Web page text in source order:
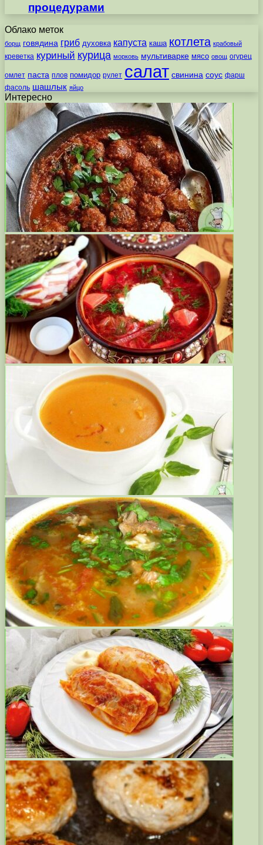
процедурами
Облако меток
борщ говядина гриб духовка капуста каша котлета крабовый
креветка куриный курица морковь мультиварке мясо овощ огурец
омлет паста плов помидор рулет салат свинина соус фарш
фасоль шашлык яйцо
Интересно